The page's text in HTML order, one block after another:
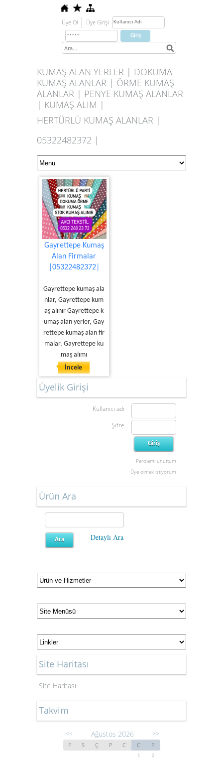
Üye Ol Üye Girişi
KUMAŞ ALAN YERLER | DOKUMA
KUMAŞ ALANLAR | ÖRME KUMAŞ
ALANLAR | PENYE KUMAŞ ALANLAR
| KUMAŞ ALIM |
HERTÜRLÜ KUMAŞ ALANLAR |
05322482372 |
Gayrettepe Kumaş
Alan Firmalar
|05322482372|
Gayrettepe kumaş ala
nlar, Gayrettepe kum
aş alınır Gayrettepe k
umaş alan yerler, Gay
rettepe kumaş alan fir
malar, Gayrettepe ku
maş alımı
İncele
Üyelik Girişi
Kullanıcı adı
Şifre
Parolamı unuttum
Üye olmak istiyorum
Ürün Ara
Detaylı Ara
Site Haritası
Site Haritası
Takvim
<< Ağustos 2026 >>
P S Ç P C C P
1
2